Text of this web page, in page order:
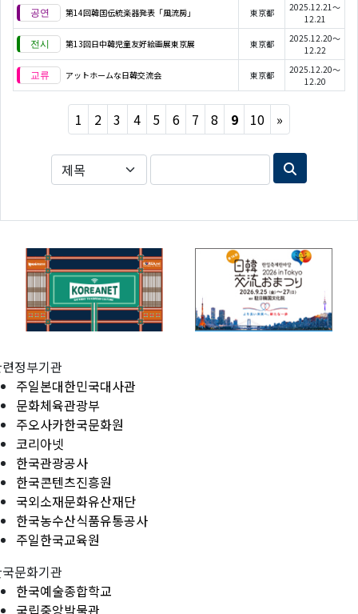
第14回韓国伝統楽器発表「風流房」 東京都
2025.12.21～
12.21
第13回日中韓児童友好絵画展東京展 東京都
2025.12.20～
12.22
アットホームな日韓交流会 東京都
2025.12.20～
12.20
1 2 3 4 5 6 7 8 9 10 »
정부기관
주일본대한민국대사관
문화체육관광부
주오사카한국문화원
코리아넷
한국관광공사
한국콘텐츠진흥원
국외소재문화유산재단
한국농수산식품유통공사
주일한국교육원
문화기관
한국예술종합학교
국립중앙박물관